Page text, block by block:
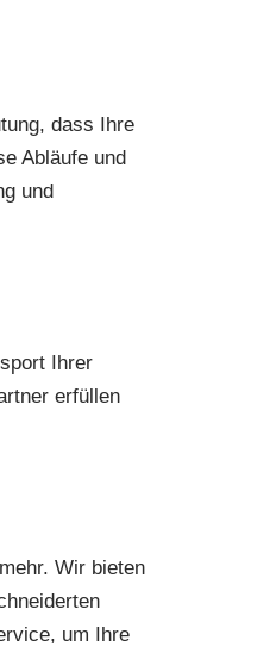
dass Ihre
Abläufe und
und
Ihrer
erfüllen
Wir bieten
um Ihre